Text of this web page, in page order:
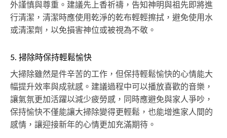
外謹慎與尊重。建議先上香祈禱，告知神明與祖先即將進
行清潔，清潔時應使用乾淨的乾布輕輕擦拭，避免使用水
或清潔劑，以免損害神位或被視為不敬。
5. 掃除時保持輕鬆愉快
大掃除雖然是件辛苦的工作，但保持輕鬆愉快的心情能大
幅提升效率與成就感。建議過程中可以播放喜歡的音樂，
讓氣氛更加活躍以減少疲勞感，同時應避免與家人爭吵，
保持愉快不僅能讓大掃除變得更輕鬆，也能增進家人間的
感情，讓迎接新年的心情更加充滿期待。